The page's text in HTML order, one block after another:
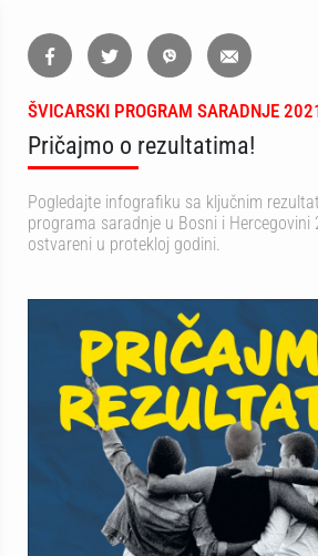
ŠVICARSKI PROGRAM SARADNJE
Pričajmo o rezultatima!
Pogledajte infografiku sa ključnim
programa saradnje u Bosni i Hercegovini
ostvareni u protekloj godini.